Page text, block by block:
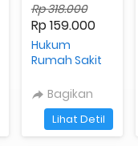
Rp 318.000
Rp 159.000
Hukum
Rumah Sakit
Bagikan
`
Lihat Detil